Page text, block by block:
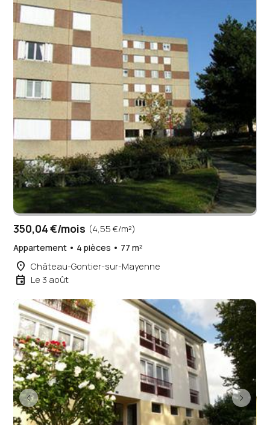
350,04 €/mois (4,55 €/m²)
Appartement • 4 pièces • 77 m²
place Château-Gontier-sur-Mayenne
event Le 3 août